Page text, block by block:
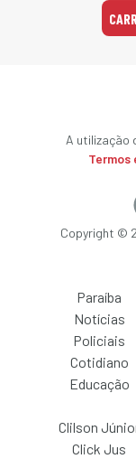
A utilização
Termos
Copyright ©
Paraíba
Notícias
Policiais
Cotidiano
Educação
Clilson
Click Jus